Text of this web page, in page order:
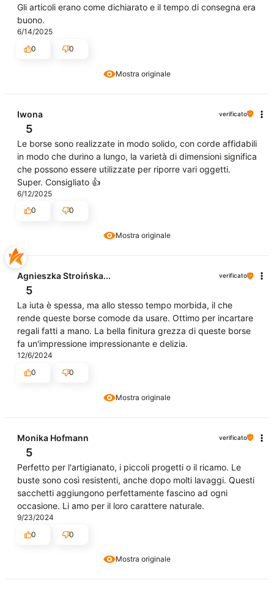
Mostra originale
Gli articoli erano come dichiarato e il tempo di consegna era
buono.
6/14/2025
0
0
Mostra originale
Iwona verificato
5
Le borse sono realizzate in modo solido, con corde affidabili
in modo che durino a lungo, la varietà di dimensioni significa
che possono essere utilizzate per riporre vari oggetti.
Super. Consigliato 👍️
6/12/2025
0
0
Mostra originale
Agnieszka Stroińska... verificato
5
La iuta è spessa, ma allo stesso tempo morbida, il che
rende queste borse comode da usare. Ottimo per incartare
regali fatti a mano. La bella finitura grezza di queste borse
fa un'impressione impressionante e delizia.
12/6/2024
0
0
Mostra originale
Monika Hofmann verificato
5
Perfetto per l'artigianato, i piccoli progetti o il ricamo. Le
buste sono così resistenti, anche dopo molti lavaggi. Questi
sacchetti aggiungono perfettamente fascino ad ogni
occasione. Li amo per il loro carattere naturale.
9/23/2024
0
0